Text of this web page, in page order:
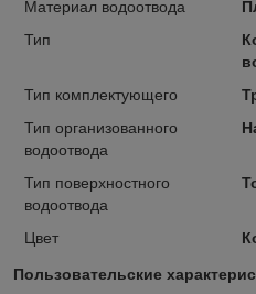
Материал водоотвода
Тип
Тип комплектующего
Тип организованного
водоотвода
Тип поверхностного
водоотвода
Цвет
Пользовательские